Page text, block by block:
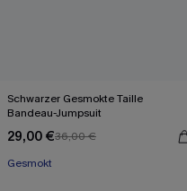
Schwarzer Gesmokte Taille
Bandeau-Jumpsuit
29,00 €36,00 €
Gesmokt